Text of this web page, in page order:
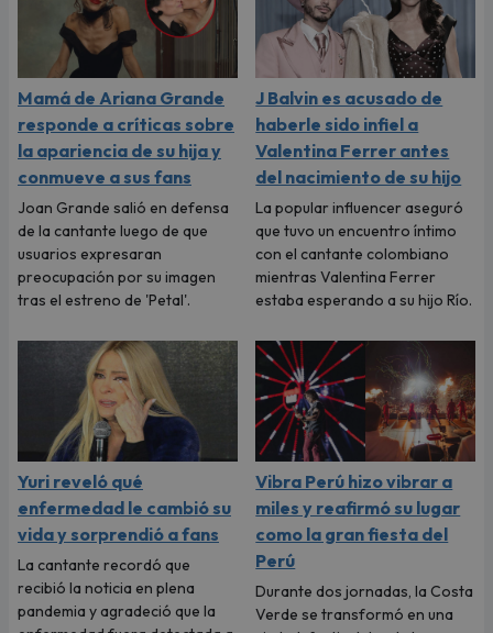
Mamá de Ariana Grande
responde a críticas sobre
la apariencia de su hija y
conmueve a sus fans
Joan Grande salió en defensa
de la cantante luego de que
usuarios expresaran
preocupación por su imagen
tras el estreno de 'Petal'.
J Balvin es acusado de
haberle sido infiel a
Valentina Ferrer antes
del nacimiento de su hijo
La popular influencer aseguró
que tuvo un encuentro íntimo
con el cantante colombiano
mientras Valentina Ferrer
estaba esperando a su hijo Río.
Yuri reveló qué
enfermedad le cambió su
vida y sorprendió a fans
La cantante recordó que
recibió la noticia en plena
pandemia y agradeció que la
Vibra Perú hizo vibrar a
miles y reafirmó su lugar
como la gran fiesta del
Perú
Durante dos jornadas, la Costa
Verde se transformó en una